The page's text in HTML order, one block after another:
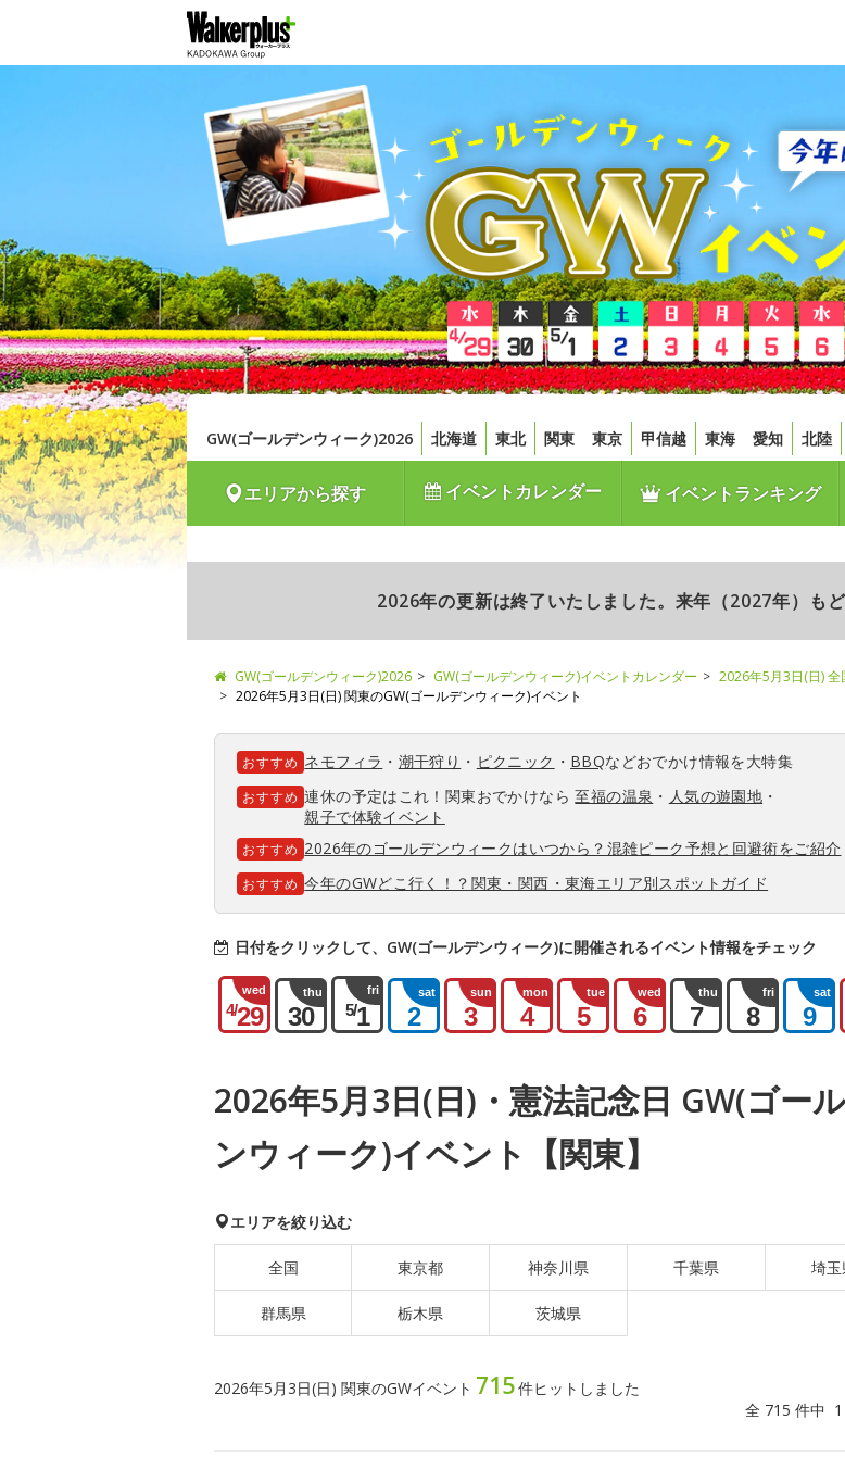
GW(ゴールデンウィーク)2026 北海道 東北 関東 東京 甲信越 東海 愛知 北陸
エリアから探す イベントカレンダー イベントランキング
2026年の更新は終了いたしました。来年（2027年）も
GW(ゴールデンウィーク)2026 GW(ゴールデンウィーク)イベントカレンダー
2026年5月3日(日) 全
2026年5月3日(日) 関東のGW(ゴールデンウィーク)イベント
おすすめ ネモフィラ ・ 潮干狩り ・ ピクニック ・ BBQなどおでかけ情報を大特集
おすすめ 連休の予定はこれ！関東おでかけなら至福の温泉 ・ 人気の遊園地 ・
親子で体験イベント
おすすめ 2026年のゴールデンウィークはいつから？混雑ピーク予想と回避術をご紹介
おすすめ 今年のGWどこ行く！？関東・関西・東海エリア別スポットガイド
日付をクリックして、GW(ゴールデンウィーク)に開催されるイベント情報をチェック
wed
4/29
thu
30
fri
5/1
sat
2
sun
3
mon
4
tue
5
wed
6
thu
7
fri
8
sat
9
2026年5月3日(日)・憲法記念日 GW(ゴー
ンウィーク)イベント【関東】
エリアを絞り込む
全国 東京都 神奈川県 千葉県 埼玉
群馬県 栃木県 茨城県
2026年5月3日(日) 関東のGWイベント 715件ヒットしました
全 715 件中